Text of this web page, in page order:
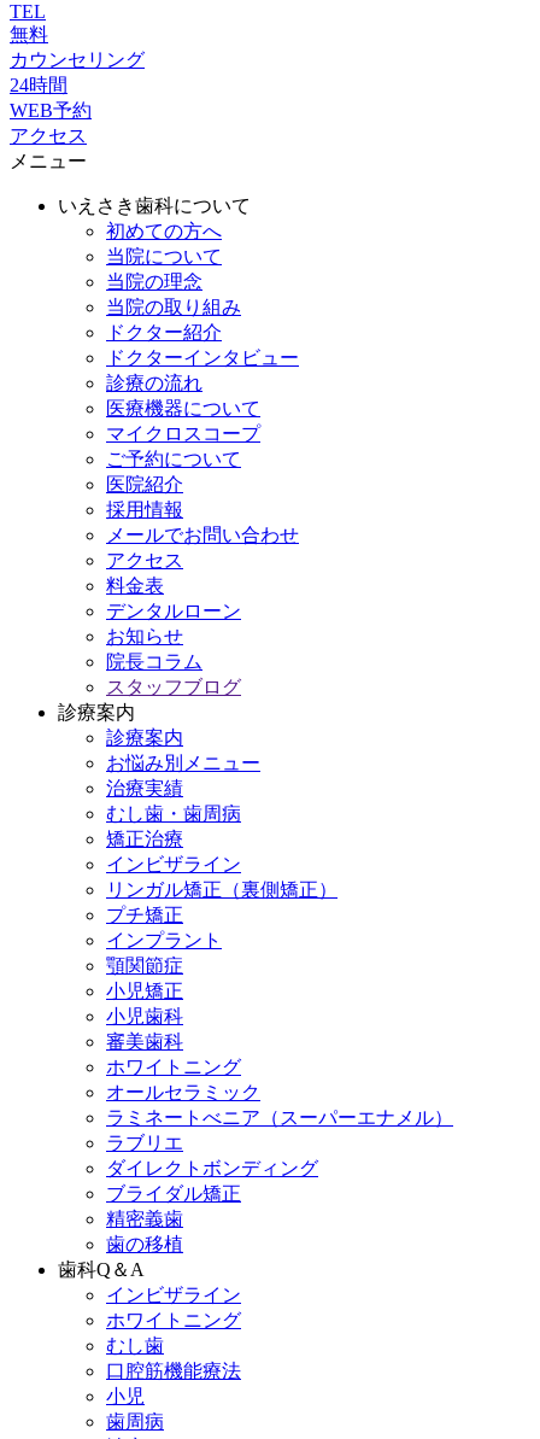
TEL
無料
カウンセリング
24時間
WEB予約
アクセス
メニュー
いえさき歯科について
初めての方へ
当院について
当院の理念
当院の取り組み
ドクター紹介
ドクターインタビュー
診療の流れ
医療機器について
マイクロスコープ
ご予約について
医院紹介
採用情報
メールでお問い合わせ
アクセス
料金表
デンタルローン
お知らせ
院長コラム
スタッフブログ
診療案内
診療案内
お悩み別メニュー
治療実績
むし歯・歯周病
矯正治療
インビザライン
リンガル矯正（裏側矯正）
プチ矯正
インプラント
顎関節症
小児矯正
小児歯科
審美歯科
ホワイトニング
オールセラミック
ラミネートべニア （スーパーエナメル）
ラブリエ
ダイレクトボンディング
ブライダル矯正
精密義歯
歯の移植
歯科Q＆A
インビザライン
ホワイトニング
むし歯
口腔筋機能療法
小児
歯周病